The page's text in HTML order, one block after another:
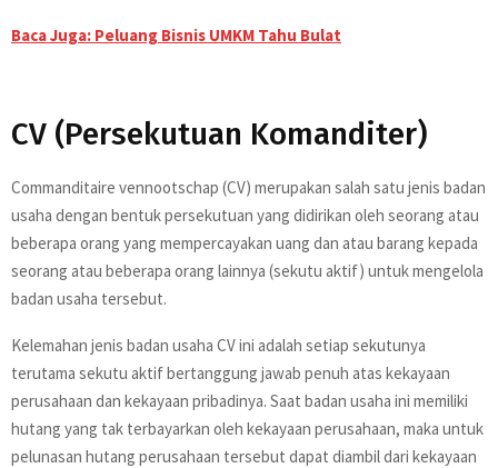
Baca Juga: Peluang Bisnis UMKM Tahu Bulat
CV (Persekutuan Komanditer)
Commanditaire vennootschap (CV) merupakan salah satu jenis badan
usaha dengan bentuk persekutuan yang didirikan oleh seorang atau
beberapa orang yang mempercayakan uang dan atau barang kepada
seorang atau beberapa orang lainnya (sekutu aktif) untuk mengelola
badan usaha tersebut.
Kelemahan jenis badan usaha CV ini adalah setiap sekutunya
terutama sekutu aktif bertanggung jawab penuh atas kekayaan
perusahaan dan kekayaan pribadinya. Saat badan usaha ini memiliki
hutang yang tak terbayarkan oleh kekayaan perusahaan, maka untuk
pelunasan hutang perusahaan tersebut dapat diambil dari kekayaan